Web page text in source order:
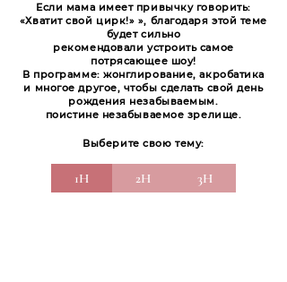
Если мама имеет привычку говорить:
«Хватит свой цирк!» », благодаря этой теме
будет сильно
рекомендовали устроить самое
потрясающее шоу!
В программе: жонглирование, акробатика
и многое другое, чтобы сделать свой день
рождения незабываемым.
поистине незабываемое зрелище.
Выберите свою тему:
1H 2H 3H